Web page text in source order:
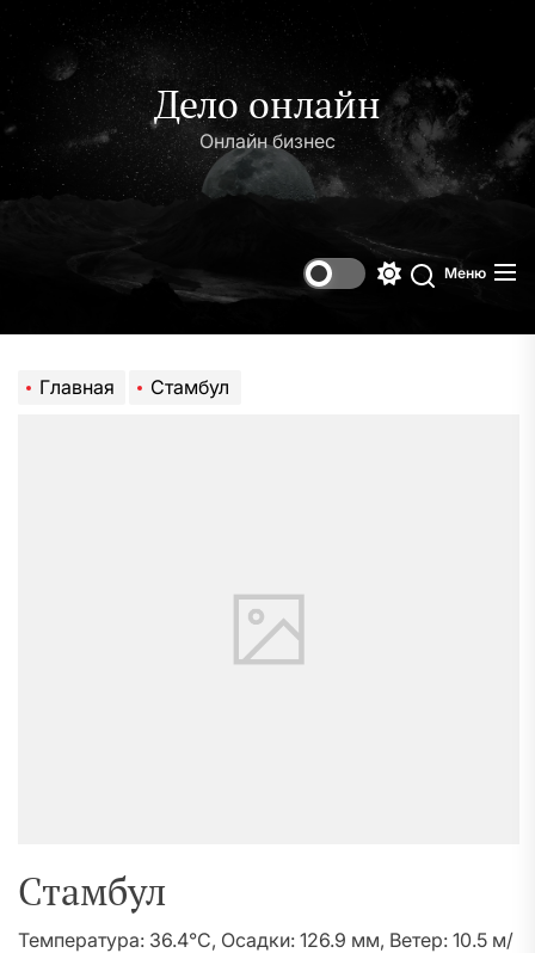
содержимому
Дело онлайн
Онлайн бизнес
Поиск
Меню
Главная Стамбул
Стамбул
Температура: 36.4°C, Осадки: 126.9 мм, Ветер: 10.5 м/